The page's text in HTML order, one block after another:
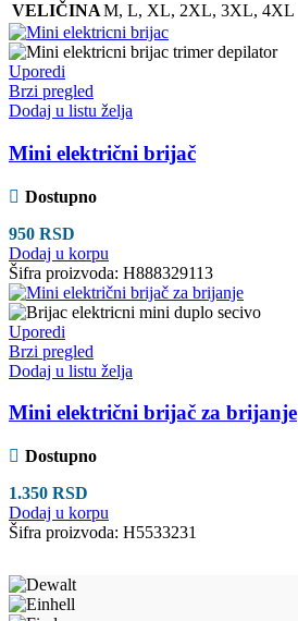
VELIČINAM, L, XL, 2XL, 3XL, 4XL
Uporedi
Brzi pregled
Dodaj u listu želja
Mini električni brijač
Dostupno
950 RSD
Dodaj u korpu
Šifra proizvoda: H888329113
Uporedi
Brzi pregled
Dodaj u listu želja
Mini električni brijač za brijanje
Dostupno
1.350 RSD
Dodaj u korpu
Šifra proizvoda: H5533231